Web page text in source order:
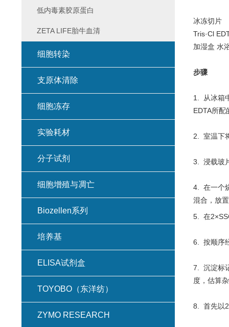
冰冻切片
Tris·Cl
加湿盒 水
步骤
1. 从冰箱
EDTA所配
2. 室温下
3. 浸载玻
4. 在一个
混合，放
5. 在
6. 按顺序
7. 沉淀标
度，估算
8. 首先以2
低内毒素胶原蛋白
ZETA LIFE胎牛血清
细胞转染
支原体清除
细胞冻存
实验耗材
分子试剂
细胞增殖与凋亡
Biozellen系列
培养基
ELISA试剂盒
TOYOBO（东洋纺）
ZYMO RESEARCH